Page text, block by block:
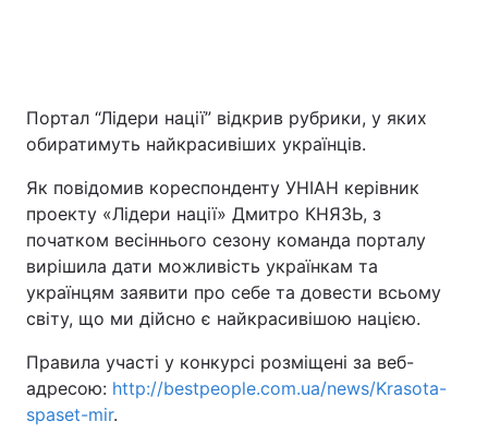
Портал “Лідери нації” відкрив рубрики, у яких
обиратимуть найкрасивіших українців.
Як повідомив кореспонденту УНІАН керівник
проекту «Лідери нації» Дмитро КНЯЗЬ, з
початком весіннього сезону команда порталу
вирішила дати можливість українкам та
українцям заявити про себе та довести всьому
світу, що ми дійсно є найкрасивішою нацією.
Правила участі у конкурсі розміщені за веб-
адресою: http://bestpeople.com.ua/news/Krasota-
spaset-mir.